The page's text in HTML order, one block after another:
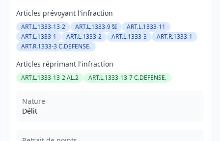
Articles prévoyant l'infraction
ART.L.1333-13-2 ART.L.1333-9 §I
ART.L.1333-11
ART.L.1333-1
ART.L.1333-2 ART.L.1333-3
ART.R.1333-1
ART.R.1333-3 C.DEFENSE.
Articles réprimant l'infraction
ART.L.1333-13-2 AL.2 ART.L.1333-13-7 C.DEFENSE.
Nature
Délit